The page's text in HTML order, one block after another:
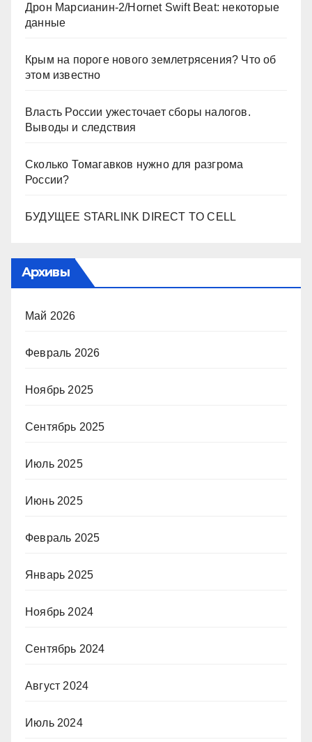
Дрон Марсианин-2/Hornet Swift Beat: некоторые
данные
Крым на пороге нового землетрясения? Что об
этом известно
Власть России ужесточает сборы налогов.
Выводы и следствия
Сколько Томагавков нужно для разгрома
России?
БУДУЩЕЕ STARLINK DIRECT TO CELL
Архивы
Май 2026
Февраль 2026
Ноябрь 2025
Сентябрь 2025
Июль 2025
Июнь 2025
Февраль 2025
Январь 2025
Ноябрь 2024
Сентябрь 2024
Август 2024
Июль 2024